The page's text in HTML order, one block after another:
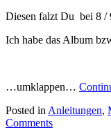
Diesen falzt Du bei 8 /
Ich habe das Album
…umklappen…
Posted in Anleitungen,
Comments